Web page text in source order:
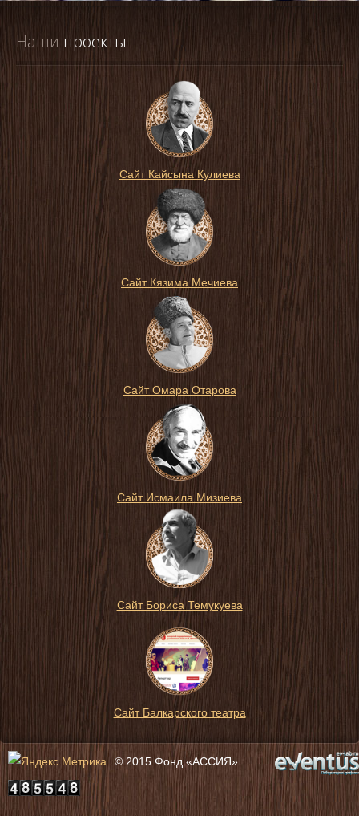
Наши проекты
Сайт Кайсына Кулиева
Сайт Кязима Мечиева
Сайт Омара Отарова
Сайт Исмаила Мизиева
Сайт Бориса Темукуева
Сайт Балкарского театра
© 2015 Фонд «АССИЯ»